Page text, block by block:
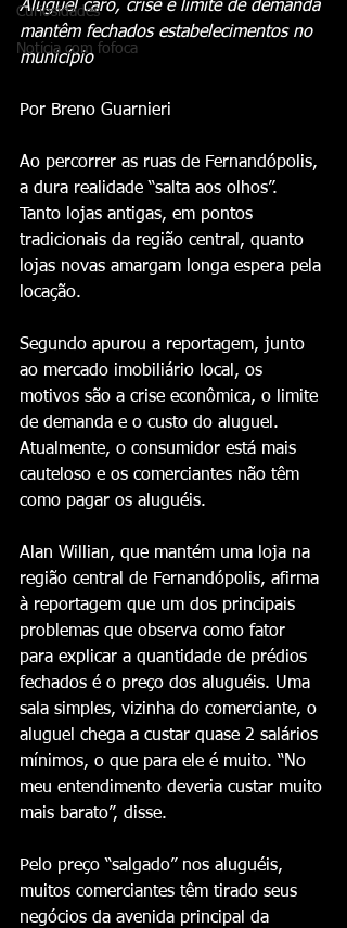
Curiosidades
Notícia com fofoca
Aluguel caro, crise e limite de demanda
mantêm fechados estabelecimentos no
município
Por Breno Guarnieri
Ao percorrer as ruas de Fernandópolis,
a dura realidade “salta aos olhos”.
Tanto lojas antigas, em pontos
tradicionais da região central, quanto
lojas novas amargam longa espera pela
locação.
Segundo apurou a reportagem, junto
ao mercado imobiliário local, os
motivos são a crise econômica, o limite
de demanda e o custo do aluguel.
Atualmente, o consumidor está mais
cauteloso e os comerciantes não têm
como pagar os aluguéis.
Alan Willian, que mantém uma loja na
região central de Fernandópolis, afirma
à reportagem que um dos principais
problemas que observa como fator
para explicar a quantidade de prédios
fechados é o preço dos aluguéis. Uma
sala simples, vizinha do comerciante, o
aluguel chega a custar quase 2 salários
mínimos, o que para ele é muito. “No
meu entendimento deveria custar muito
mais barato”, disse.
Pelo preço “salgado” nos aluguéis,
muitos comerciantes têm tirado seus
negócios da avenida principal da